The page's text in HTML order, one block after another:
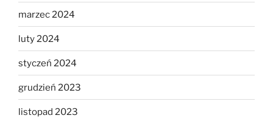
marzec 2024
luty 2024
styczeń 2024
grudzień 2023
listopad 2023